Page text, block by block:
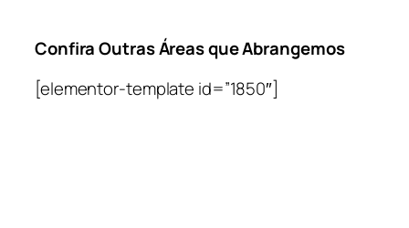
Confira Outras Áreas que Abrangemos
[elementor-template id=”1850″]